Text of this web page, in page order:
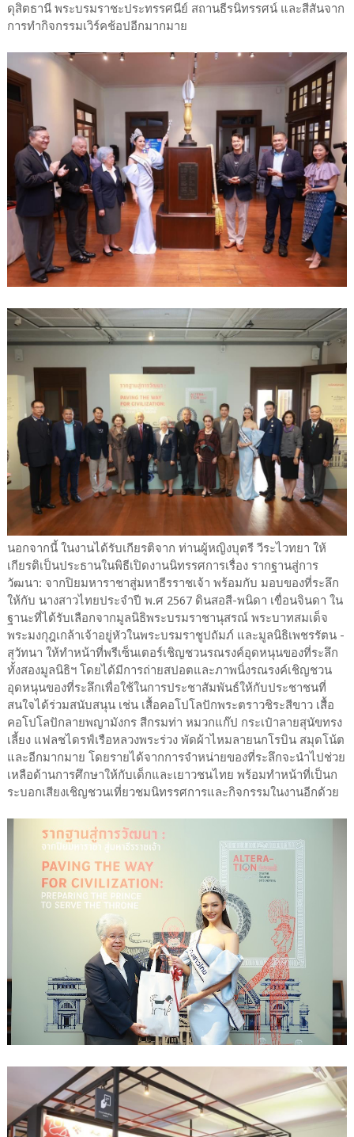
ดุสิตธานี พระบรมราชะประทรรศนีย์ สถานธีรนิทรรศน์ และสีสันจาก
การทำกิจกรรมเวิร์คช้อปอีกมากมาย
นอกจากนี้ ในงานได้รับเกียรติจาก ท่านผู้หญิงบุตรี วีระไวทยา ให้
เกียรติเป็นประธานในพิธีเปิดงานนิทรรศการเรื่อง รากฐานสู่การ
วัฒนา: จากปิยมหาราชาสู่มหาธีรราชเจ้า พร้อมกับ มอบของที่ระลึก
ให้กับ นางสาวไทยประจำปี พ.ศ 2567 ดินสอสี-พนิดา เขื่อนจินดา ใน
ฐานะที่ได้รับเลือกจากมูลนิธิพระบรมราชานุสรณ์ พระบาทสมเด็จ
พระมงกุฎเกล้าเจ้าอยู่หัวในพระบรมราชูปถัมภ์ และมูลนิธิเพชรรัตน -
สุวัทนา ให้ทำหน้าที่พรีเซ็นเตอร์เชิญชวนรณรงค์อุดหนุนของที่ระลึก
ทั้งสองมูลนิธิฯ โดยได้มีการถ่ายสปอตและภาพนิ่งรณรงค์เชิญชวน
อุดหนุนของที่ระลึกเพื่อใช้ในการประชาสัมพันธ์ให้กับประชาชนที่
สนใจได้ร่วมสนับสนุน เช่น เสื้อคอโปโลปักพระตราวชิระสีขาว เสื้อ
คอโปโลปักลายพญามังกร สีกรมท่า หมวกแก๊ป กระเป๋าลายสุนัขทรง
เลี้ยง แฟลชไดรฟ์เรือหลวงพระร่วง พัดผ้าไหมลายนกโรบิน สมุดโน้ต
และอีกมากมาย โดยรายได้จากการจำหน่ายของที่ระลึกจะนำไปช่วย
เหลือด้านการศึกษาให้กับเด็กและเยาวชนไทย พร้อมทำหน้าที่เป็นก
ระบอกเสียงเชิญชวนเที่ยวชมนิทรรศการและกิจกรรมในงานอีกด้วย